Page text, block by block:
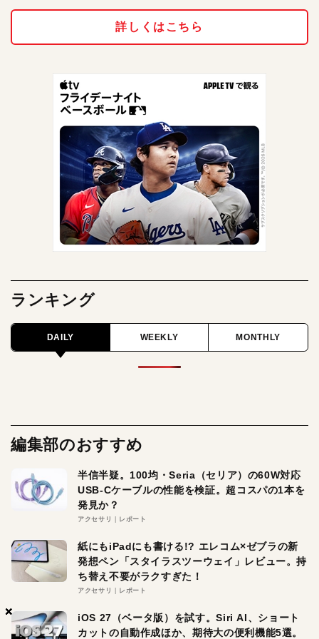
×
×
×
詳しくはこちら
ランキング
DAILY WEEKLY MONTHLY
編集部のおすすめ
半信半疑。100均・Seria（セリア）の60W対応
USB-Cケーブルの性能を検証。超コスパの1本を
発見か？
アクセサリ レポート
紙にもiPadにも書ける!? エレコム×ゼブラの新
発想ペン「スタイラスツーウェイ」レビュー。持
ち替え不要がラクすぎた！
アクセサリ レポート
iOS 27（ベータ版）を試す。Siri AI、ショート
カットの自動作成ほか、期待大の便利機能5選。